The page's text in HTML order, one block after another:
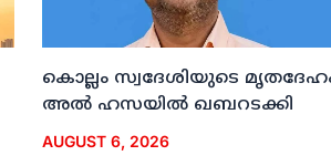
കൊല്ലം സ്വദേശിയുടെ
അല്‍ ഹസയില്‍ ഖബറടക്കി
AUGUST 6, 2026